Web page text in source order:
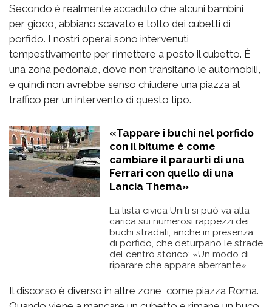
Secondo è realmente accaduto che alcuni bambini,
per gioco, abbiano scavato e tolto dei cubetti di
porfido. I nostri operai sono intervenuti
tempestivamente per rimettere a posto il cubetto. È
una zona pedonale, dove non transitano le automobili,
e quindi non avrebbe senso chiudere una piazza al
traffico per un intervento di questo tipo.
«Tappare i buchi nel porfido
con il bitume è come
cambiare il paraurti di una
Ferrari con quello di una
Lancia Thema»
La lista civica Uniti si può va alla
carica sui numerosi rappezzi dei
buchi stradali, anche in presenza
di porfido, che deturpano le strade
del centro storico: «Un modo di
riparare che appare aberrante»
Il discorso è diverso in altre zone, come piazza Roma.